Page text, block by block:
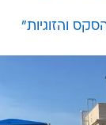
והזוגיות"